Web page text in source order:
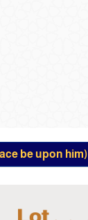
be upon him)